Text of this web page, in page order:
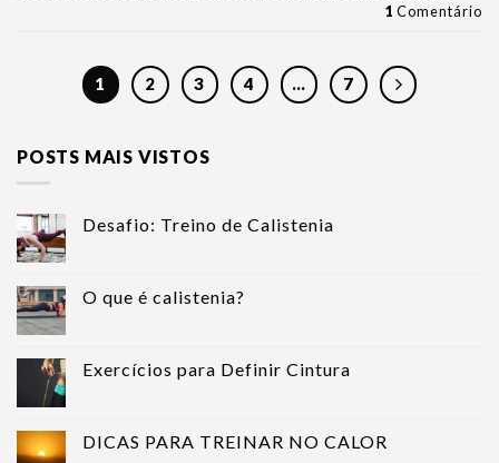
1 Comentário
1 2 3 4 … 7
POSTS MAIS VISTOS
Desafio: Treino de Calistenia
O que é calistenia?
Exercícios para Definir Cintura
DICAS PARA TREINAR NO CALOR